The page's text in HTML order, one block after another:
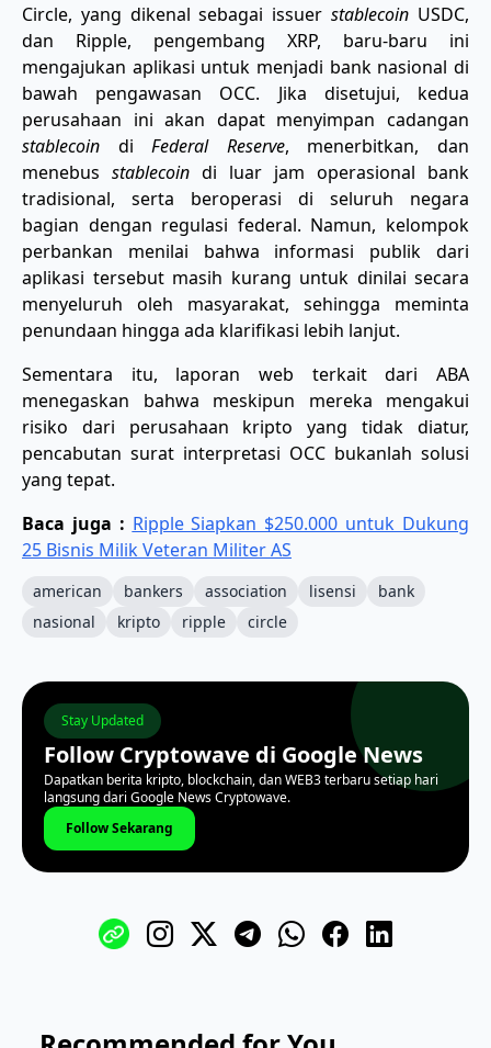
Circle, yang dikenal sebagai issuerstablecoin USDC,
dan Ripple, pengembang XRP, baru-baru ini
mengajukan aplikasi untuk menjadi bank nasional di
bawah pengawasan OCC. Jika disetujui, kedua
perusahaan ini akan dapat menyimpan cadangan
stablecoin diFederal Reserve, menerbitkan, dan
menebus stablecoin di luar jam operasional bank
tradisional, serta beroperasi di seluruh negara
bagian dengan regulasi federal. Namun, kelompok
perbankan menilai bahwa informasi publik dari
aplikasi tersebut masih kurang untuk dinilai secara
menyeluruh oleh masyarakat, sehingga meminta
penundaan hingga ada klarifikasi lebih lanjut.
Sementara itu, laporan web terkait dari ABA
menegaskan bahwa meskipun mereka mengakui
risiko dari perusahaan kripto yang tidak diatur,
pencabutan surat interpretasi OCC bukanlah solusi
yang tepat.
Baca juga : Ripple Siapkan $250.000 untuk Dukung
25 Bisnis Milik Veteran Militer AS
american bankers association lisensi
bank
nasional
kripto ripple circle
Stay Updated
Follow Cryptowave di Google News
Dapatkan berita kripto, blockchain, dan WEB3 terbaru setiap hari
langsung dari Google News Cryptowave.
Follow Sekarang